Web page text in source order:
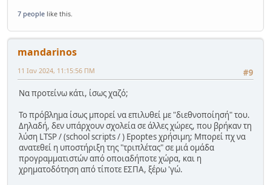
7 people like this.
mandarinos
#9
11 Ιαν 2024, 11:15:56 ΠΜ
Να προτείνω κάτι, ίσως χαζό;
Το πρόβλημα ίσως μπορεί να επιλυθεί με "διεθνοποίησή" του.
Δηλαδή, δεν υπάρχουν σχολεία σε άλλες χώρες, που βρήκαν τη
λύση LTSP / (school scripts / ) Epoptes χρήσιμη; Μπορεί πχ να
ανατεθεί η υποστήριξη της "τριπλέτας" σε μιά ομάδα
προγραμματιστών από οποιαδήποτε χώρα, και η
χρηματοδότηση από τίποτε ΕΣΠΑ, ξέρω 'γώ.